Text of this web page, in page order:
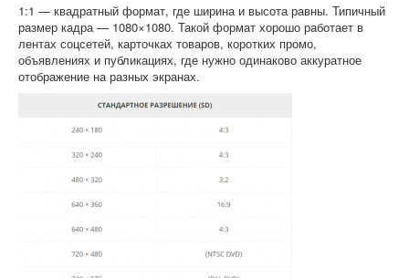
1:1 — квадратный формат, где ширина и высота равны. Типичный
размер кадра — 1080×1080. Такой формат хорошо работает в
лентах соцсетей, карточках товаров, коротких промо,
объявлениях и публикациях, где нужно одинаково аккуратное
отображение на разных экранах.